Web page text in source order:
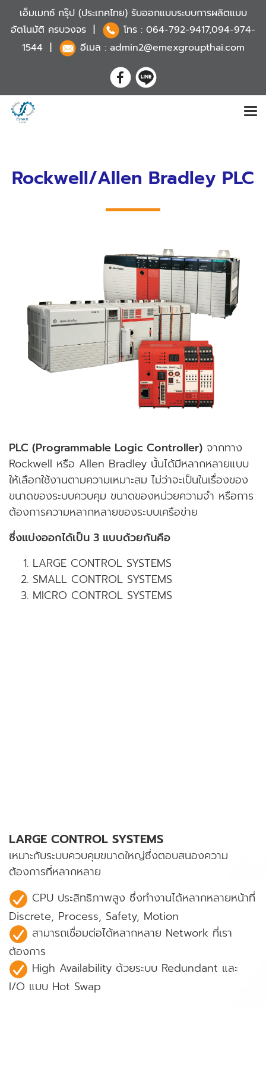
เอ็มเมกซ์ กรุ๊ป (ประเทศไทย) รับออกแบบระบบการผลิตแบบ
อัตโนมัติ ครบวงจร |
โทร : 064-792-9417,094-974-
1544| อีเมล : admin2@emexgroupthai.com
Rockwell/Allen Bradley PLC
PLC (Programmable Logic Controller) จากทาง
Rockwell หรือ Allen Bradley นั้นได้มีหลากหลายแบบ
ให้เลือกใช้งานตามความเหมาะสม ไม่ว่าจะเป็นในเรื่องของ
ขนาดของระบบควบคุม ขนาดของหน่วยความจำ หรือการ
ต้องการความหลากหลายของระบบเครือข่าย
ซึ่งแบ่งออกได้เป็น 3 แบบด้วยกันคือ
LARGE CONTROL SYSTEMS
SMALL CONTROL SYSTEMS
MICRO CONTROL SYSTEMS
LARGE CONTROL SYSTEMS
เหมาะกับระบบควบคุมขนาดใหญ่ซึ่งตอบสนองความ
ต้องการที่หลากหลาย
CPU ประสิทธิภาพสูง ซึ่งทำงานได้หลากหลายหน้าที่
Discrete, Process, Safety, Motion
สามารถเชื่อมต่อได้หลากหลาย Network ที่เรา
ต้องการ
High Availability ด้วยระบบ Redundant และ
I/O แบบ Hot Swap